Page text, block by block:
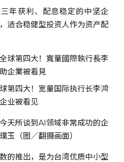
年获利、配息稳定的中坚企
适合稳健型投资人作为资产配
第四大！宽量国际执行长李鸿
业被看见
天所谈到AI领域非常成功的企
玉（图／翻摄画面）
的推出，是为台湾优质中小型